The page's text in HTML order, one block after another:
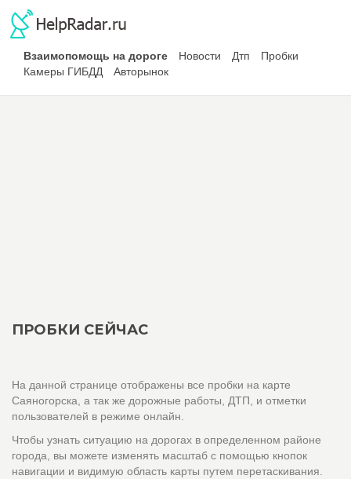
Взаимопомощь на дороге Новости Дтп
Пробки
Камеры ГИБДД
Авторынок
ПРОБКИ СЕЙЧАС
На данной странице отображены все пробки на карте
Саяногорска, а так же дорожные работы, ДТП, и отметки
пользователей в режиме онлайн.
Чтобы узнать ситуацию на дорогах в определенном районе
города, вы можете изменять масштаб с помощью кнопок
навигации и видимую область карты путем перетаскивания.